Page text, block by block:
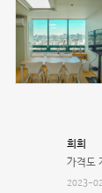
희희
가격도
2023-